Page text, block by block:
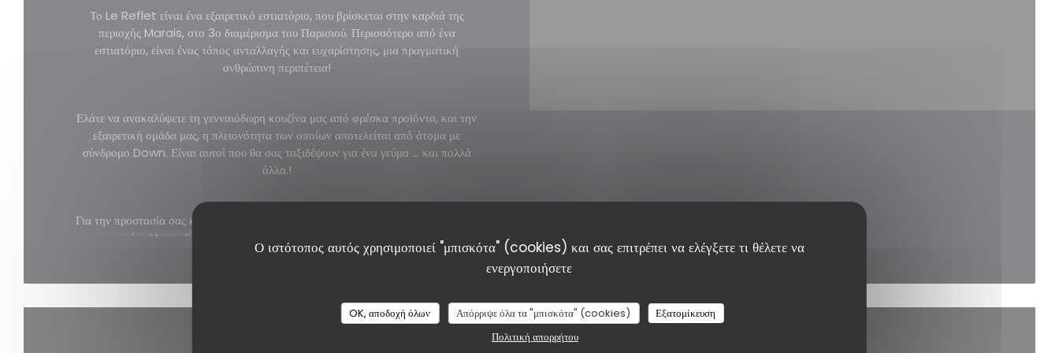
Ο ιστότοπος αυτός χρησιμοποιεί "μπισκότα" (cookies) και σας επιτρέπει να ελέγξετε τι θέλετε να
ενεργοποιήσετε
OK, αποδοχή όλων Απόρριψε όλα τα "μπισκότα" (cookies)
Εξατομίκευση
Πολιτική απορρήτου
Το Le Reflet είναι ένα εξαιρετικό εστιατόριο, που βρίσκεται στην καρδιά της
περιοχής Marais, στο 3ο διαμέρισμα του Παρισιού. Περισσότερο από ένα
εστιατόριο, είναι ένας τόπος ανταλλαγής και ευχαρίστησης, μια πραγματική
ανθρώπινη περιπέτεια!
Ελάτε να ανακαλύψετε τη γενναιόδωρη κουζίνα μας από φρέσκα προϊόντα, και την
εξαιρετική ομάδα μας, η πλειονότητα των οποίων αποτελείται από άτομα με
σύνδρομο Down. Είναι αυτοί που θα σας ταξιδέψουν για ένα γεύμα ... και πολλά
άλλα.!
Για την προστασία σας και για τις ομάδες, το εστιατόριο σας καλωσορίζει σύμφωνα
με το πρωτόκολλο υγείας που ορίζεται για εστιατόρια και ενέργειες φραγμού, όπως
ορίζεται από το νόμο.